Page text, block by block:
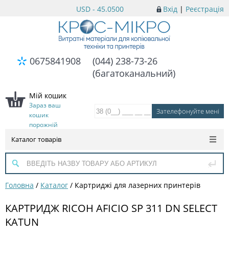
Вхід | Реєстрація
USD - 45.0500
0675841908
(044) 238-73-26
(багатоканальний)
Мій кошик
Зараз ваш
кошик
порожній
Каталог товарів
Головна / Каталог / Картриджі для лазерних принтерів
КАРТРИДЖ RICOH AFICIO SP 311 DN SELECT
KATUN